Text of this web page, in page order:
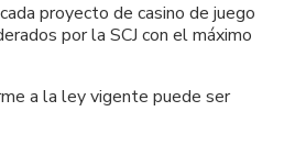
proyecto de casino de juego
por la SCJ con el máximo
a la ley vigente puede ser